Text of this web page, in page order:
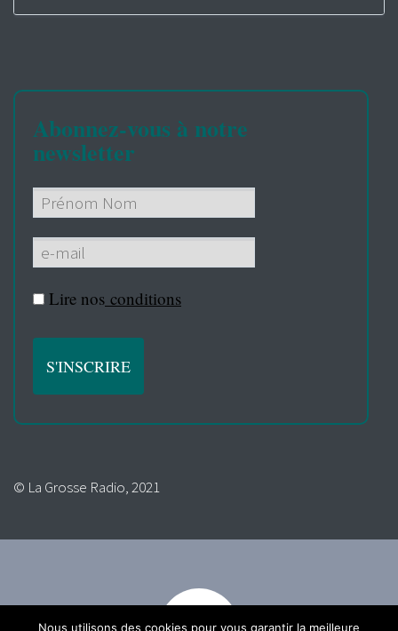
Abonnez-vous à notre
newsletter
Lire nos conditions
© La Grosse Radio, 2021
Nous utilisons des cookies pour vous garantir la meilleure